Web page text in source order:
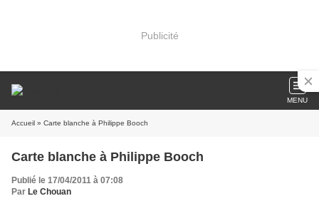
Publicité
MENU
Accueil » Carte blanche à Philippe Booch
Carte blanche à Philippe Booch
Publié le 17/04/2011 à 07:08
Par Le Chouan